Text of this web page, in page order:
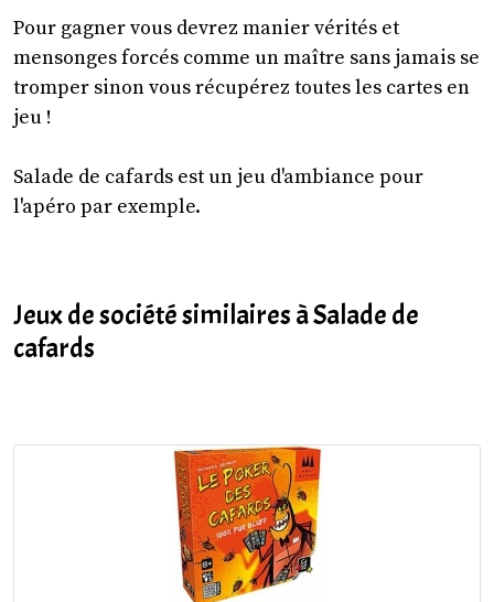
Pour gagner vous devrez manier vérités et
mensonges forcés comme un maître sans jamais se
tromper sinon vous récupérez toutes les cartes en
jeu !
Salade de cafards est un jeu d'ambiance pour
l'apéro par exemple.
Jeux de société similaires à Salade de
cafards